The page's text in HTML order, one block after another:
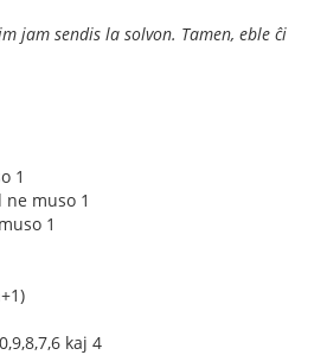
jam sendis la solvon. Tamen, eble ĉi
1
ne muso 1
1
kaj 4